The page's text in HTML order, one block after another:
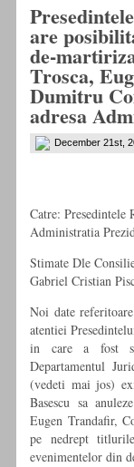
are
de-
Trosca,
Dumitru
adresa
December 21st,
Catre: Presedintele
Administratia
Stimate Dle
Gabriel Cristian
Noi date
atentiei
in care a fost
Departamentul
(vedeti mai jos)
Basescu sa
Eugen Trandafir,
pe nedrept
evenimentelor din